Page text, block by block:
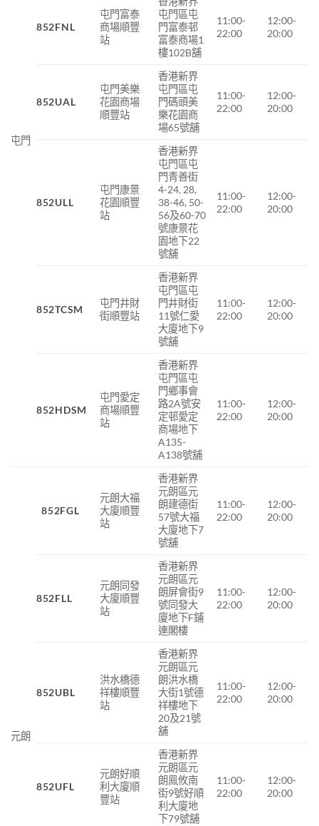
屯門
852FNL
屯門富泰
商場順豐
站
屯門區屯
門富泰邨
富泰商場1
樓102B舖
11:00-
22:00
12:00-
20:00
852UAL
屯門美樂
花園商場
順豐站
香港新界
屯門區屯
門碼頭美
樂花園商
場65號舖
11:00-
22:00
12:00-
20:00
852ULL
屯門康景
花園順豐
站
香港新界
屯門區屯
門青善街
4-24, 28,
38-46, 50-
56及60-70
號康景花
園地下22
號舖
11:00-
22:00
12:00-
20:00
852TCSM
屯門井財
街順豐站
香港新界
屯門區屯
門井財街
11號仁愛
大廈地下9
號舖
11:00-
22:00
12:00-
20:00
852HDSM
屯門愛定
商場順豐
站
香港新界
屯門區屯
門鄉事會
路2A號安
定邨愛定
商場地下
A135-
A138號舖
11:00-
22:00
12:00-
20:00
元朗
852FGL
元朗大福
大廈順豐
站
香港新界
元朗區元
朗建德街
57號大福
大廈地下7
號舖
11:00-
22:00
12:00-
20:00
852FLL
元朗同發
大廈順豐
站
香港新界
元朗區元
朗屏會街9
號同發大
廈地下F鋪
連閣樓
11:00-
22:00
12:00-
20:00
852UBL
洪水橋德
祥樓順豐
站
香港新界
元朗區元
朗洪水橋
大街1號德
祥樓地下
20及21號
舖
11:00-
22:00
12:00-
20:00
852UFL
元朗好順
利大廈順
豐站
香港新界
元朗區元
朗鳯攸南
街9號好順
利大廈地
下79號舖
11:00-
22:00
12:00-
20:00